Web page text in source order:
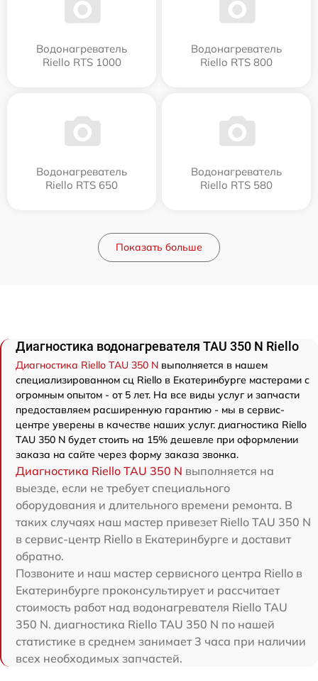
Водонагреватель
Riello RTS 1000
Водонагреватель
Riello RTS 800
Водонагреватель
Riello RTS 650
Водонагреватель
Riello RTS 580
Показать больше
Диагностика водонагревателя TAU 350 N Riello
Диагностика Riello TAU 350 N выполняется в нашем
специализированном сц Riello в Екатеринбурге мастерами с
огромным опытом - от 5 лет. На все виды услуг и запчасти
предоставляем расширенную гарантию - мы в сервис-
центре уверены в качестве наших услуг. диагностика Riello
TAU 350 N будет стоить на 15% дешевле при оформлении
заказа на сайте через форму заказа звонка.
Диагностика Riello TAU 350 N выполняется на
выезде, если не требует специального
оборудования и длительного времени ремонта. В
таких случаях наш мастер привезет Riello TAU 350 N
в сервис-центр Riello в Екатеринбурге и доставит
обратно.
Позвоните и наш мастер сервисного центра Riello в
Екатеринбурге проконсультирует и рассчитает
стоимость работ над водонагревателя Riello TAU
350 N. диагностика Riello TAU 350 N по нашей
статистике в среднем занимает 3 часа при наличии
всех необходимых запчастей.